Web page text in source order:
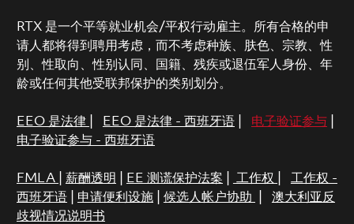
RTX 是一个平等就业机会/平权行动雇主。所有合格的申
请人都将得到聘用考虑，而不考虑种族、肤色、宗教、性
别、性取向、性别认同、国籍、残疾或退伍军人身份、年
龄或任何其他受联邦保护的类别划分。
EEO 是法律 EEO 是法律 - 西班牙语| 电子验证参与|
电子验证参与 - 西班牙语
FMLA 薪酬透明 EE 测谎保护法案 工作权
工作权 -
西班牙语| 申请便利设施| 候选人帐户协助
澳大利亚反
歧视情况说明书